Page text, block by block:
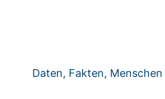
Daten, Fakten, Menschen